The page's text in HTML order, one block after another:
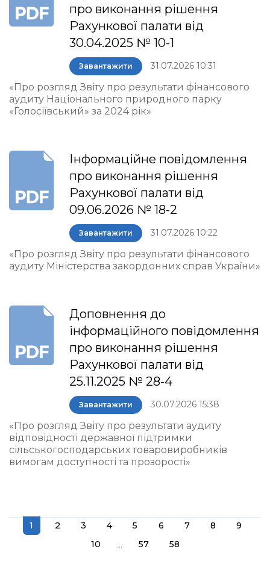
про виконання рішення
Рахункової палати від
30.04.2025 № 10-1
Завантажити 31.07.2026 10:31
«Про розгляд Звіту про результати фінансового
аудиту Національного природного парку
«Голосіївський» за 2024 рік»
Інформаційне повідомлення
про виконання рішення
Рахункової палати від
09.06.2026 № 18-2
Завантажити 31.07.2026 10:22
«Про розгляд Звіту про результати фінансового
аудиту Міністерства закордонних справ України»
Доповнення до
інформаційного повідомлення
про виконання рішення
Рахункової палати від
25.11.2025 № 28-4
Завантажити 30.07.2026 15:38
«Про розгляд Звіту про результати аудиту
відповідності державної підтримки
сільськогосподарських товаровиробників
вимогам доступності та прозорості»
1 2 3 4 5 6 7 8
9
10
... 57 58